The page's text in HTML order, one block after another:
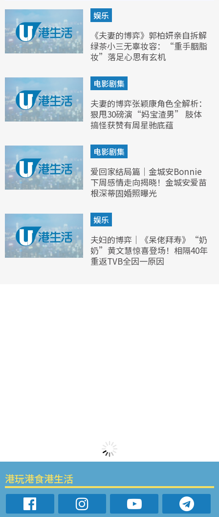
娱乐
《夫妻的博弈》郭柏妍亲自拆解
绿茶小三无辜妆容：“重手胭脂
妆”落足心思有玄机
电影剧集
夫妻的博弈张颖康角色全解析：
狠甩30磅演“妈宝渣男” 肢体
搞怪获赞有周星驰底蕴
电影剧集
爱回家结局篇｜金城安Bonnie
下周感情走向揭晓！金城安爱苗
根深蒂固婚照曝光
娱乐
夫妇的博弈｜《呆佬拜寿》“奶
奶”黄文慧惊喜登场！相隔40年
重返TVB全因一原因
港玩港食港生活